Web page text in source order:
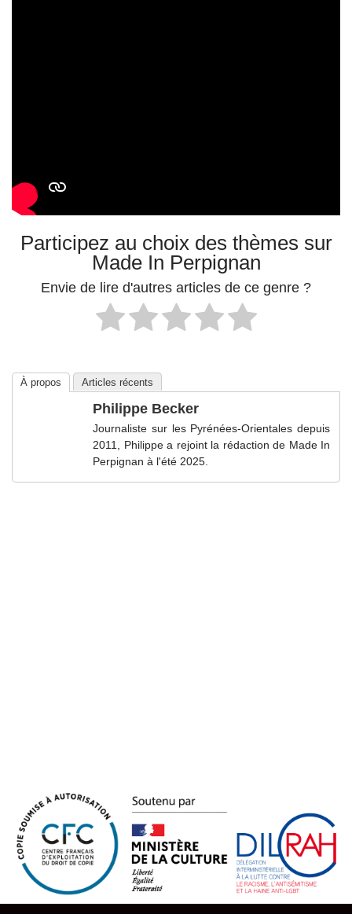
Participez au choix des thèmes sur
Made In Perpignan
Envie de lire d'autres articles de ce genre ?
À propos Articles récents
Philippe Becker
Journaliste sur les Pyrénées-Orientales depuis
2011, Philippe a rejoint la rédaction de Made In
Perpignan à l'été 2025.